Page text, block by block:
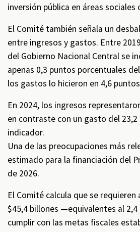
inversión pública en áreas
El Comité también señala un
entre ingresos y gastos. Entre
del Gobierno Nacional Central se
apenas 0,3 puntos porcentuales
los gastos lo hicieron en 4,6
En 2024, los ingresos
en contraste con un gasto del 23,2
indicador.
Una de las preocupaciones más
estimado para la financiación del
de 2026.
El Comité calcula que se
$45,4 billones —equivalentes al
cumplir con las metas fiscales